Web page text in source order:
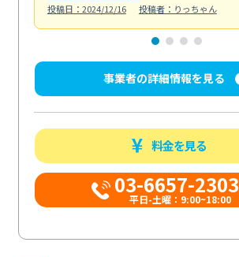
投稿日：2024/12/16
投稿者：りっちゃん
事業者の詳細情報を見る
料金を見る
03-6657-2303
平日-土曜：9:00~18:00